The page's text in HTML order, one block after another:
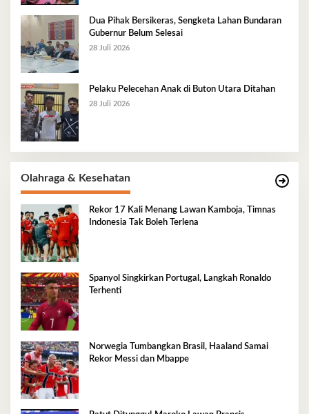
Dua Pihak Bersikeras, Sengketa Lahan Bundaran
Gubernur Belum Selesai
28 Juli 2026
Pelaku Pelecehan Anak di Buton Utara Ditahan
28 Juli 2026
Olahraga & Kesehatan
Rekor 17 Kali Menang Lawan Kamboja, Timnas
Indonesia Tak Boleh Terlena
Spanyol Singkirkan Portugal, Langkah Ronaldo
Terhenti
Norwegia Tumbangkan Brasil, Haaland Samai
Rekor Messi dan Mbappe